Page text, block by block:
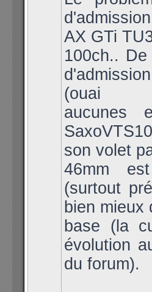
AX GTi
100ch..
(ouai
aucunes
son volet
46mm
(surtout
bien mieux
base (la
évolution
du forum).